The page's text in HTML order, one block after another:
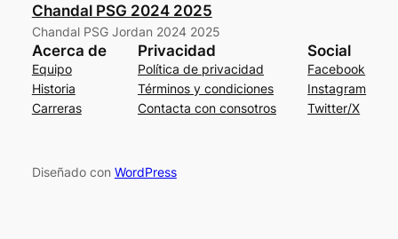
Chandal PSG 2024 2025
Chandal PSG Jordan 2024 2025
Acerca de
Equipo
Historia
Carreras
Privacidad
Política de privacidad
Términos y condiciones
Contacta con consotros
Social
Facebook
Instagram
Twitter/X
Diseñado con WordPress